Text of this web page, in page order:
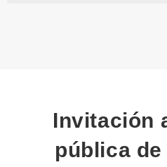
Invitación
pública